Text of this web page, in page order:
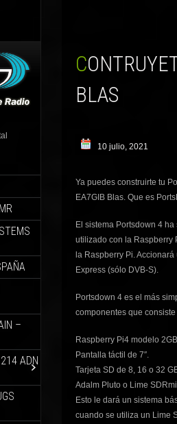
–
ADN
CONTRUYETE TU PORTSDOWN 4, GRACIAS A EA7GIB -
BLAS
10 julio, 2021
Ya puedes construirte tu
EA7GIB Blas. Que es
El sistema Portsdown 4
utilizado con la Raspberry
la Raspberry Pi.
Express (sólo DVB-S).
Portsdown 4 es el más
componentes que consiste
Raspberry Pi4 modelo 2GB
Pantalla táctil de 7″.
Tarjeta SD de 8, 16 o 32
Adalm Pluto o Lime
Esto le dará un sistema
cuando se utiliza un Lime